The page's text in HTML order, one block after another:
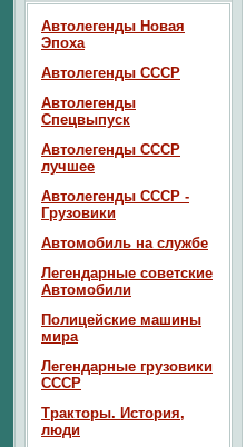
Автолегенды Новая
Эпоха
Автолегенды СССР
Автолегенды
Спецвыпуск
Автолегенды СССР
лучшее
Автолегенды СССР -
Грузовики
Автомобиль на службе
Легендарные советские
Автомобили
Полицейские машины
мира
Легендарные грузовики
СССР
Тракторы. История,
люди